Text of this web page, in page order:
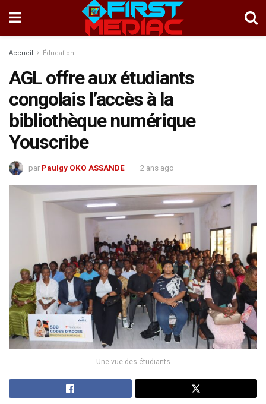
Accueil Éducation
AGL offre aux étudiants
congolais l’accès à la
bibliothèque numérique
Youscribe
par Paulgy OKO ASSANDE 2 ans ago
Une vue des étudiants